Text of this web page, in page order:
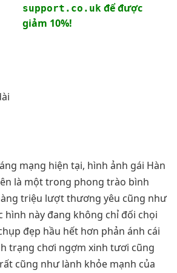
support.co.ukđể được
giảm 10%!
mạng hiện tại, hình ảnh gái Hàn
là một trong phong trào bình
triệu lượt thương yêu cũng như
hình này đang không chỉ đối chọi
đẹp hầu hết hơn phản ánh cái
trạng chơi ngợm xinh tươi cũng
cũng như lành khỏe mạnh của